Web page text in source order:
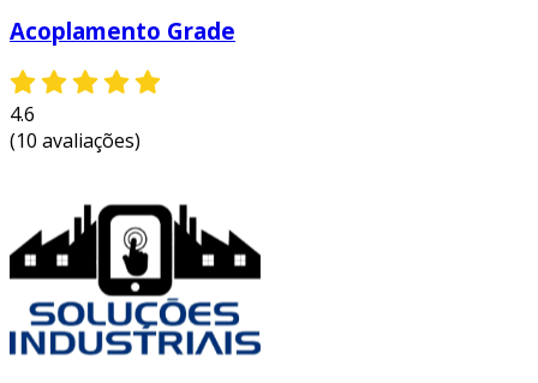
Acoplamento Grade
4.6
(10 avaliações)